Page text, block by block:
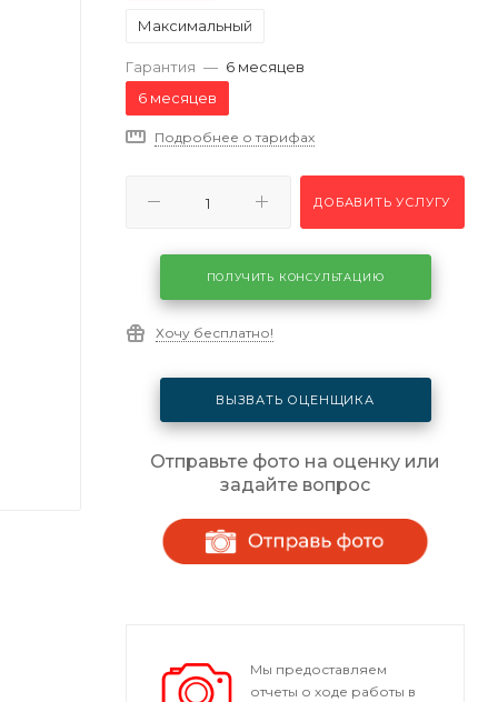
Максимальный
Гарантия — 6 месяцев
6 месяцев
Подробнее о тарифах
ДОБАВИТЬ УСЛУГУ
ПОЛУЧИТЬ КОНСУЛЬТАЦИЮ
Хочу бесплатно!
ВЫЗВАТЬ ОЦЕНЩИКА
Отправьте фото на оценку или
задайте вопрос
Мы предоставляем
отчеты о ходе работы в